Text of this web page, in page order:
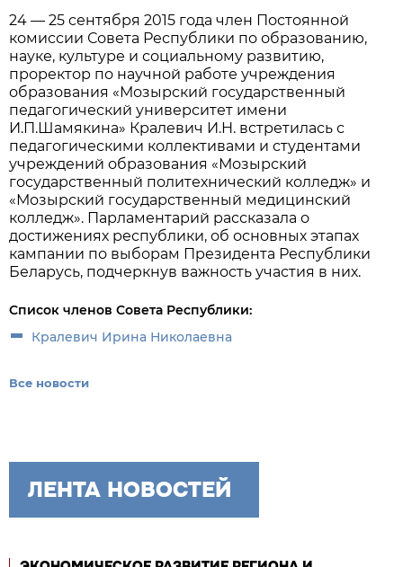
24 — 25 сентября 2015 года член Постоянной
комиссии Совета Республики по образованию,
науке, культуре и социальному развитию,
проректор по научной работе учреждения
образования «Мозырский государственный
педагогический университет имени
И.П.Шамякина» Кралевич И.Н. встретилась с
педагогическими коллективами и студентами
учреждений образования «Мозырский
государственный политехнический колледж» и
«Мозырский государственный медицинский
колледж». Парламентарий рассказала о
достижениях республики, об основных этапах
кампании по выборам Президента Республики
Беларусь, подчеркнув важность участия в них.
Список членов Совета Республики:
Кралевич Ирина Николаевна
Все новости
ЛЕНТА НОВОСТЕЙ